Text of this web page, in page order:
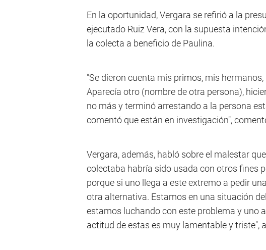
En la oportunidad, Vergara se refirió a la
ejecutado Ruiz Vera, con la supuesta
la colecta a beneficio de Paulina.
"Se dieron cuenta mis primos, mis
Aparecía otro (nombre de otra persona),
no más y terminó arrestando a la persona
comentó que están en investigación",
Vergara, además, habló sobre el malestar
colectaba habría sido usada con otros fines
porque si uno llega a este extremo a pedir
otra alternativa. Estamos en una situación
estamos luchando con este problema y uno
actitud de estas es muy lamentable y triste",